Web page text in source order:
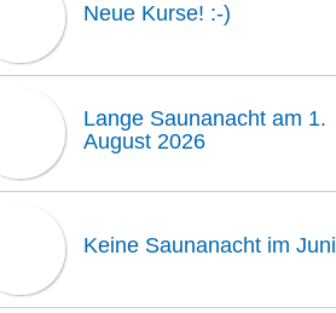
Neue Kurse! :-)
Lange Saunanacht am 1.
August 2026
Keine Saunanacht im Juni